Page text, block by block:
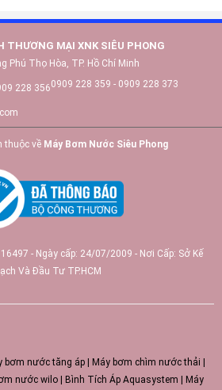
THƯƠNG MẠI XNK SIÊU PHONG
Phú Thọ Hòa, TP. Hồ Chí Minh
228 3560909 228 359 - 0909 228 373
thuộc về Máy Bơm Nước Siêu Phong
- Ngày cấp: 24/07/2009 - Nơi Cấp: Sở Kế
Và Đầu Tư TP.HCM
bơm nước tăng áp | Máy bơm chìm nước thải |
nước wilo | Bình Tích Áp Aquasystem | Máy